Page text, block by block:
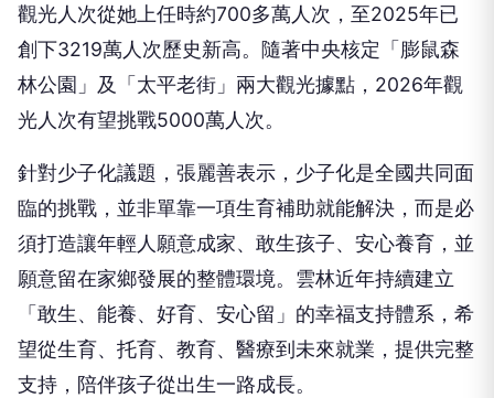
觀光人次從她上任時約700多萬人次，至2025年已
創下3219萬人次歷史新高。隨著中央核定「膨鼠森
林公園」及「太平老街」兩大觀光據點，2026年觀
光人次有望挑戰5000萬人次。
針對少子化議題，張麗善表示，少子化是全國共同面
臨的挑戰，並非單靠一項生育補助就能解決，而是必
須打造讓年輕人願意成家、敢生孩子、安心養育，並
願意留在家鄉發展的整體環境。雲林近年持續建立
「敢生、能養、好育、安心留」的幸福支持體系，希
望從生育、托育、教育、醫療到未來就業，提供完整
支持，陪伴孩子從出生一路成長。